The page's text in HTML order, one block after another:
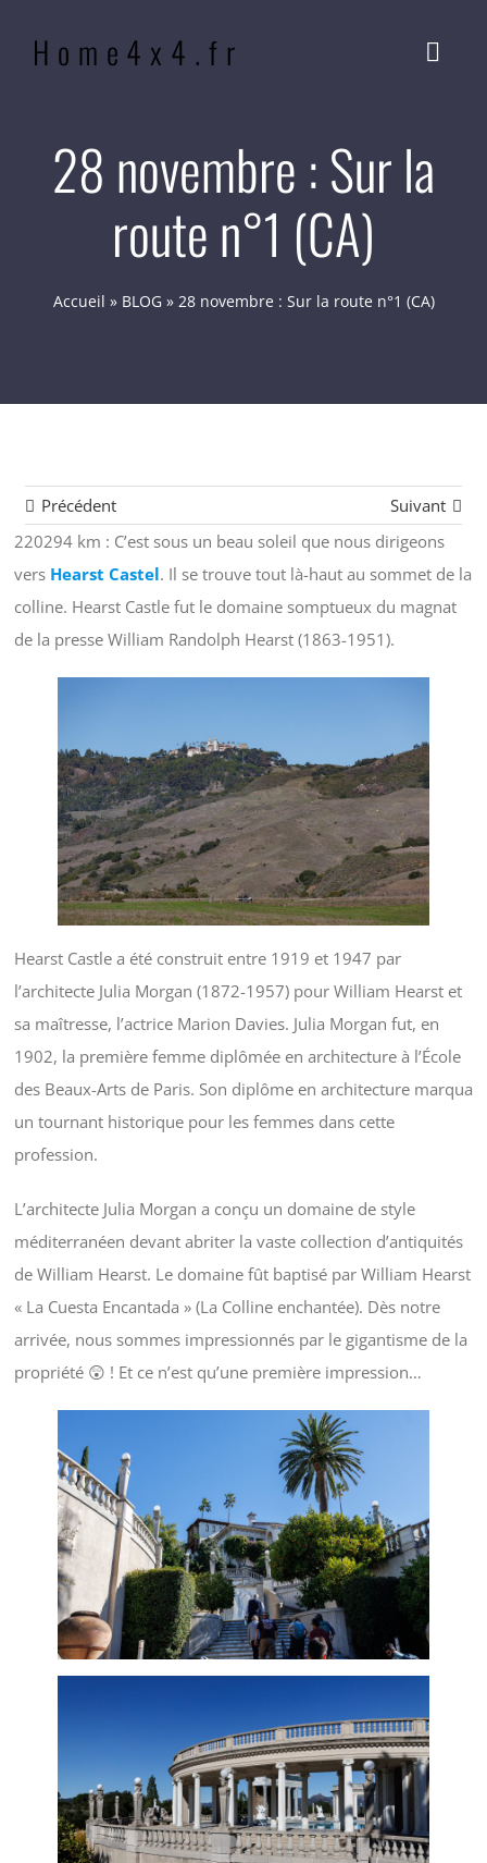
Home4x4.fr
28 novembre : Sur la
route n°1 (CA)
Accueil » BLOG» 28 novembre : Sur la route n°1 (CA)
Précédent
Suivant
220294 km : C’est sous un beau soleil que nous dirigeons
vers Hearst Castel. Il se trouve tout là-haut au sommet de la
colline. Hearst Castle fut le domaine somptueux du magnat
de la presse William Randolph Hearst (1863-1951).
Hearst Castle a été construit entre 1919 et 1947 par
l’architecte Julia Morgan (1872-1957) pour William Hearst et
sa maîtresse, l’actrice Marion Davies. Julia Morgan fut, en
1902, la première femme diplômée en architecture à l’École
des Beaux-Arts de Paris. Son diplôme en architecture marqua
un tournant historique pour les femmes dans cette
profession.
L’architecte Julia Morgan a conçu un domaine de style
méditerranéen devant abriter la vaste collection d’antiquités
de William Hearst. Le domaine fût baptisé par William Hearst
« La Cuesta Encantada » (La Colline enchantée). Dès notre
arrivée, nous sommes impressionnés par le gigantisme de la
propriété 😲 ! Et ce n’est qu’une première impression…